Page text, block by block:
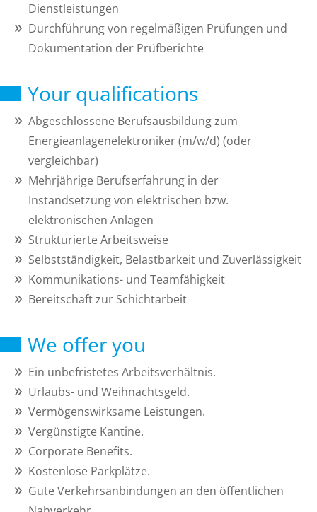
Dienstleistungen
Durchführung von regelmäßigen Prüfungen und
Dokumentation der Prüfberichte
Your qualifications
Abgeschlossene Berufsausbildung zum
Energieanlagenelektroniker (m/w/d) (oder
vergleichbar)
Mehrjährige Berufserfahrung in der
Instandsetzung von elektrischen bzw.
elektronischen Anlagen
Strukturierte Arbeitsweise
Selbstständigkeit, Belastbarkeit und Zuverlässigkeit
Kommunikations- und Teamfähigkeit
Bereitschaft zur Schichtarbeit
We offer you
Ein unbefristetes Arbeitsverhältnis.
Urlaubs- und Weihnachtsgeld.
Vermögenswirksame Leistungen.
Vergünstigte Kantine.
Corporate Benefits.
Kostenlose Parkplätze.
Gute Verkehrsanbindungen an den öffentlichen